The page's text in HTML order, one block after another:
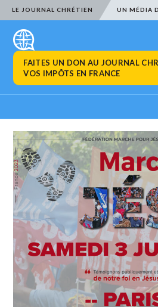
LE JOURNAL CHRÉTIEN UN MÉDIA
FAITES UN DON AU JOURNAL
VOS IMPÔTS EN FRANCE